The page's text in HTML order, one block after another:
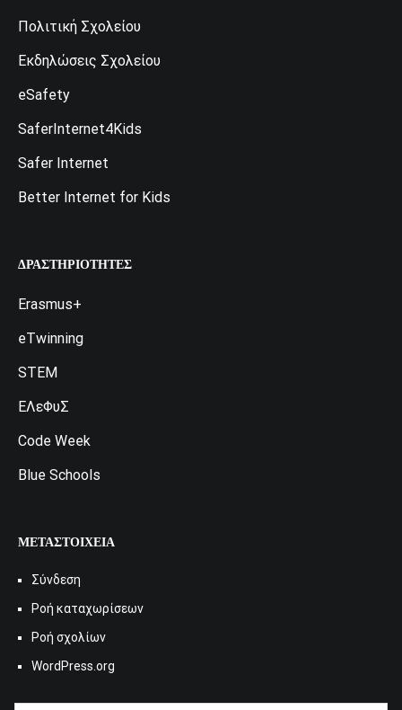
Πολιτική Σχολείου
Εκδηλώσεις Σχολείου
eSafety
SaferInternet4Kids
Safer Internet
Better Internet for Kids
ΔΡΑΣΤΗΡΙΌΤΗΤΕΣ
Erasmus+
eTwinning
STEM
ΕΛεΦυΣ
Code Week
Blue Schools
ΜΕΤΑΣΤΟΙΧΕΊΑ
Σύνδεση
Ροή καταχωρίσεων
Ροή σχολίων
WordPress.org